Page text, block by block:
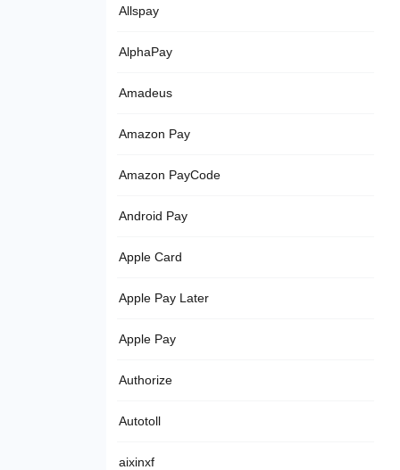
Allspay
AlphaPay
Amadeus
Amazon Pay
Amazon PayCode
Android Pay
Apple Card
Apple Pay Later
Apple Pay
Authorize
Autotoll
aixinxf